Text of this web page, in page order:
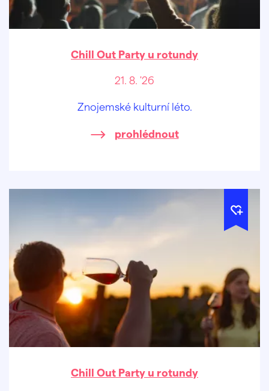
Chill Out Party u rotundy
21. 8. '26
Znojemské kulturní léto.
prohlédnout
Chill Out Party u rotundy